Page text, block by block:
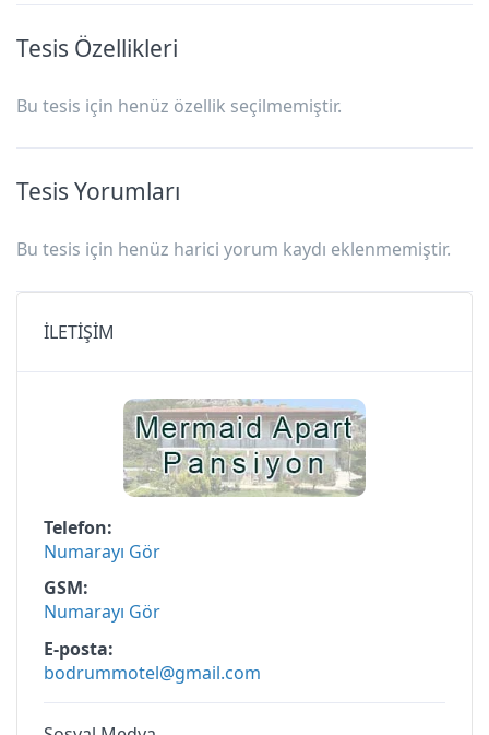
Tesis Özellikleri
Bu tesis için henüz özellik seçilmemiştir.
Tesis Yorumları
Bu tesis için henüz harici yorum kaydı eklenmemiştir.
İLETİŞİM
Telefon
Numarayı Gör
GSM
Numarayı Gör
E-posta
bodrummotel@gmail.com